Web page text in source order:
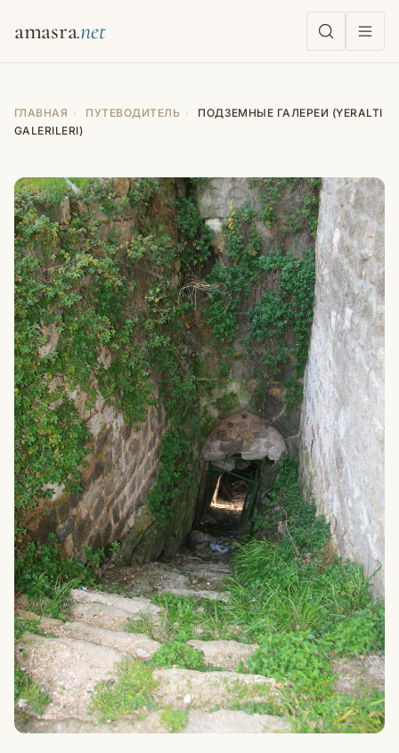
amasra
ГЛАВНАЯ · ПУТЕВОДИТЕЛЬ ·
ПОДЗЕМНЫЕ ГАЛЕРЕИ (YERALTI
GALERILERI)